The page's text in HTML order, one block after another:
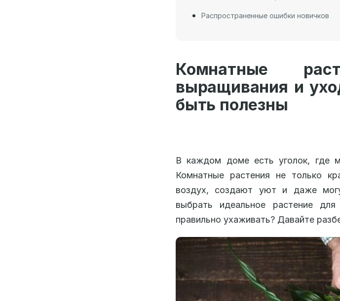
Распространенные ошибки новичков
Комнатные
выращивания и
быть полезны
В каждом доме есть уголок, где
Комнатные растения не только
воздух, создают уют и даже
выбрать идеальное растение
правильно ухаживать? Давайте